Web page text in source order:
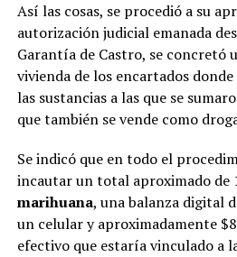
Así las cosas, se procedió a su
autorización judicial emanada
Garantía de Castro, se concretó
vivienda de los encartados
las sustancias a las que se
que también se vende como
Se indicó que en todo el
incautar un total aproximado de
marihuana, una balanza digital
un celular y aproximadamente
efectivo que estaría vinculado a